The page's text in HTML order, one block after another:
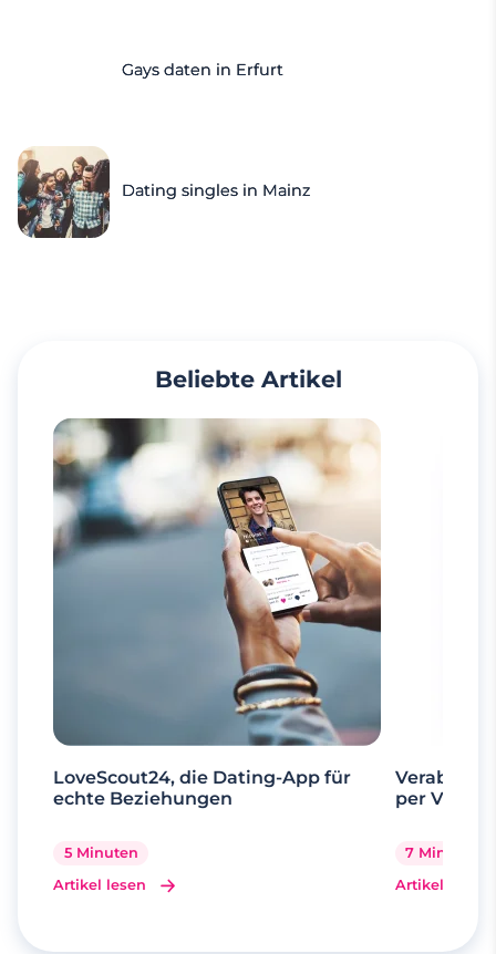
Gays daten in Erfurt
Dating singles in Mainz
Beliebte Artikel
LoveScout24, die Dating-App für
echte Beziehungen
5 Minuten
Artikel lesen
per
7 Minuten
Artikel lesen